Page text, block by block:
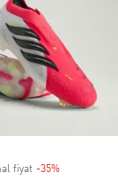
fiyat -35%